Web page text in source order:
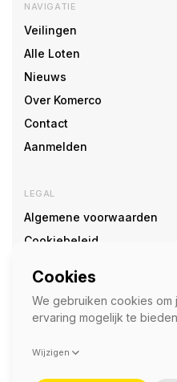
NAVIGATIE
Veilingen
Alle Loten
Nieuws
Over Komerco
Contact
Aanmelden
LEGAL
Algemene voorwaarden
Cookiebeleid
SOCIAL